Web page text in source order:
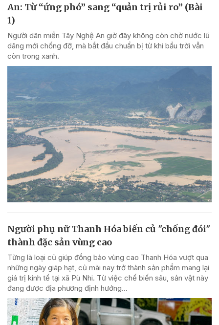
An: Từ “ứng phó” sang “quản trị rủi ro” (Bài
1)
Người dân miền Tây Nghệ An giờ đây không còn chờ nước lũ
dâng mới chống đỡ, mà bắt đầu chuẩn bị từ khi bầu trời vẫn
còn trong xanh.
Người phụ nữ Thanh Hóa biến củ "chống đói"
thành đặc sản vùng cao
Từng là loại củ giúp đồng bào vùng cao Thanh Hóa vượt qua
những ngày giáp hạt, củ mài nay trở thành sản phẩm mang lại
giá trị kinh tế tại xã Pù Nhi. Từ việc chế biến sâu, sản vật này
đang được địa phương định hướng...